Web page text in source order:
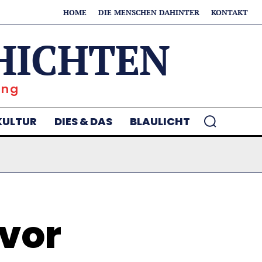
HOME DIE MENSCHEN DAHINTER KONTAKT
DIES & DAS BLAULICHT